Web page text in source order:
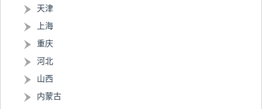
天津
上海
重庆
河北
山西
内蒙古